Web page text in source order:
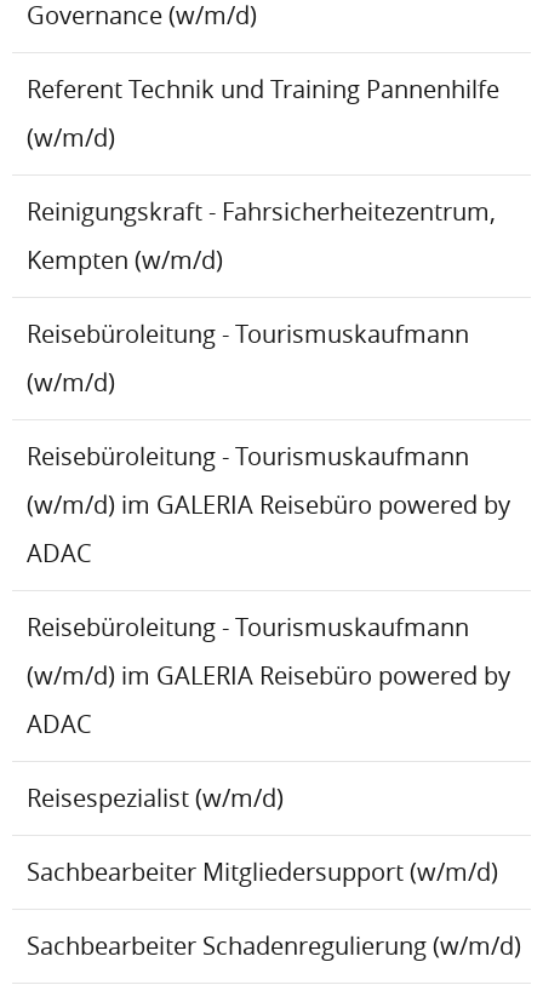
Governance (w/m/d)
Referent Technik und Training Pannenhilfe
(w/m/d)
Reinigungskraft - Fahrsicherheitezentrum,
Kempten (w/m/d)
Reisebüroleitung - Tourismuskaufmann
(w/m/d)
Reisebüroleitung - Tourismuskaufmann
(w/m/d) im GALERIA Reisebüro powered by
ADAC
Reisebüroleitung - Tourismuskaufmann
(w/m/d) im GALERIA Reisebüro powered by
ADAC
Reisespezialist (w/m/d)
Sachbearbeiter Mitgliedersupport (w/m/d)
Sachbearbeiter Schadenregulierung (w/m/d)